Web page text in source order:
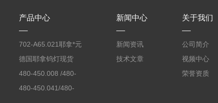
产品中心
702-A65.021耶拿*元
素分析仪反应罐
德国耶拿钨灯现货
480-450.008 /480-
450.008C耶拿镉Cd空
480-450.041/480-
新闻中心
新闻资讯
技术文章
关于我们
公司简介
视频中心
荣誉资质